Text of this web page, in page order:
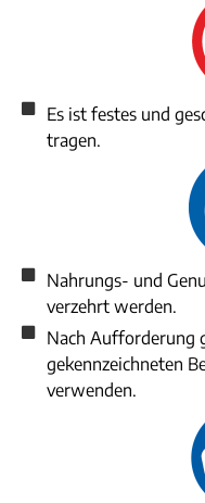
Es ist festes und
tragen.
Nahrungs- und
verzehrt werden.
Nach Aufforderung
gekennzeichneten
verwenden.